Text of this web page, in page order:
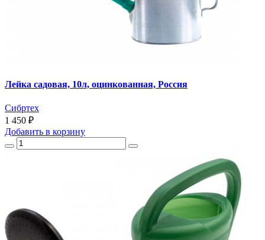
Лейка садовая, 10л, оцинкованная, Россия
Сибртех
1 450 ₽
Добавить в корзину